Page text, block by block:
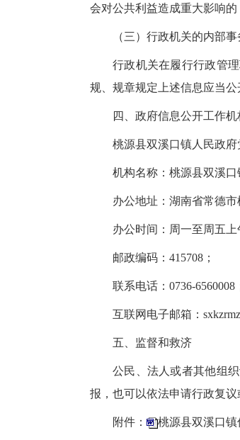
会对公共利益造成重大影响的
（三）行政机关的内部
行政机关在履行行政管
规、规章规定上述信息应当公
四、政府信息公开工作机
桃源县双溪口镇人民政
机构名称：桃源县双溪口
办公地址：湖南省常德市
办公时间：周一至周五
邮政编码：415708；
联系电话：0736-6560008
互联网电子邮箱：
五、监督和救济
公民、法人或者其他组
报，也可以依法申请行政复议
附件： 桃源县双溪口镇